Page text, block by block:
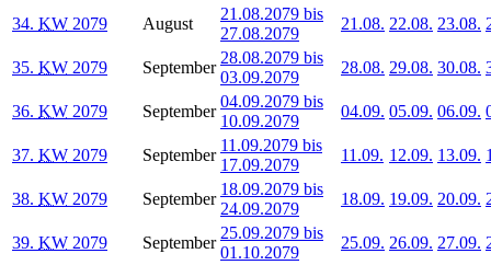
34. KW 2079 August
21.08.2079 bis
27.08.2079
21.08. 22.08. 23.08.
35. KW 2079 September
28.08.2079 bis
03.09.2079
28.08. 29.08. 30.08.
36. KW 2079 September
04.09.2079 bis
10.09.2079
04.09. 05.09. 06.09.
37. KW 2079 September
11.09.2079 bis
17.09.2079
11.09. 12.09. 13.09.
38. KW 2079 September
18.09.2079 bis
24.09.2079
18.09. 19.09. 20.09.
39. KW 2079 September
25.09.2079 bis
01.10.2079
25.09. 26.09. 27.09.